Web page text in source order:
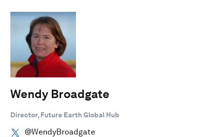
Wendy Broadgate
Director, Future Earth Global Hub
@WendyBroadgate